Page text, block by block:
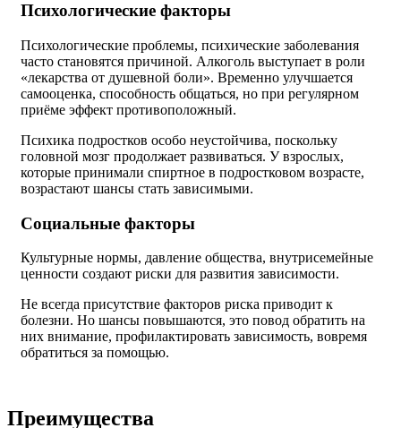
Психологические факторы
Психологические проблемы, психические заболевания
часто становятся причиной. Алкоголь выступает в роли
«лекарства от душевной боли». Временно улучшается
самооценка, способность общаться, но при регулярном
приёме эффект противоположный.
Психика подростков особо неустойчива, поскольку
головной мозг продолжает развиваться. У взрослых,
которые принимали спиртное в подростковом возрасте,
возрастают шансы стать зависимыми.
Социальные факторы
Культурные нормы, давление общества, внутрисемейные
ценности создают риски для развития зависимости.
Не всегда присутствие факторов риска приводит к
болезни. Но шансы повышаются, это повод обратить на
них внимание, профилактировать зависимость, вовремя
обратиться за помощью.
Преимущества